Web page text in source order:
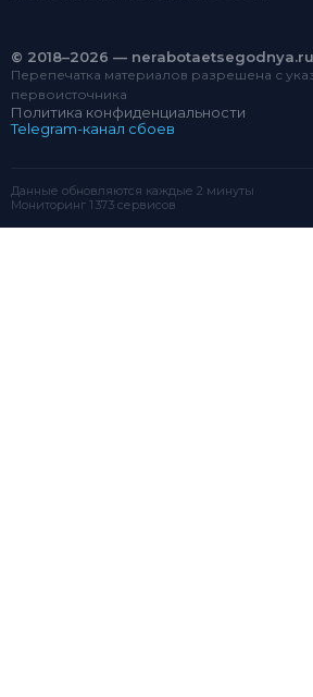
© 2018–2026 — nerabotaetsegodnya.ru
Перепечатка материалов разрешена с
первоисточника
Политика конфиденциальности
Telegram-канал сбоев
Данные обновляются каждые 2 минуты
Мониторинг 1 373 сервисов